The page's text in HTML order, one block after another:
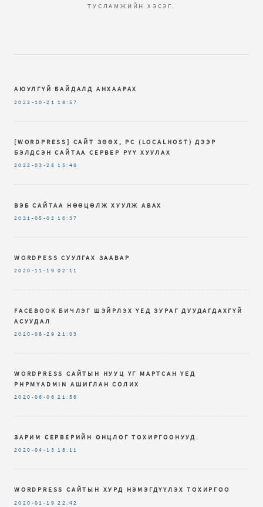
ТУСЛАМЖИЙН ХЭСЭГ.
АЮУЛГҮЙ БАЙДАЛД АНХААРАХ
2022-10-21 18:57
[WORDPRESS] САЙТ ЗӨӨХ, PC (LOCALHOST) ДЭЭР
БЭЛДСЭН САЙТАА СЕРВЕР РҮҮ ХУУЛАХ
2022-03-28 15:46
ВЭБ САЙТАА НӨӨЦӨЛЖ ХУУЛЖ АВАХ
2021-05-02 16:37
WORDPESS СУУЛГАХ ЗААВАР
2020-11-19 02:11
FACEBOOK БИЧЛЭГ ШЭЙРЛЭХ ҮЕД ЗУРАГ ДУУДАГДАХГҮЙ
АСУУДАЛ
2020-08-29 21:03
WORDPRESS САЙТЫН НУУЦ ҮГ МАРТСАН ҮЕД
PHPMYADMIN АШИГЛАН СОЛИХ
2020-06-06 21:56
ЗАРИМ СЕРВЕРИЙН ОНЦЛОГ ТОХИРГООНУУД.
2020-04-13 18:11
WORDPRESS САЙТЫН ХУРД НЭМЭГДҮҮЛЭХ ТОХИРГОО
2020-01-19 22:42